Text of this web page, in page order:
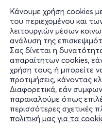
Κάνουμε χρήση cookies
του περιεχομένου και
λειτουργιών μέσων
ανάλυση της
Σας δίνεται η
απαραίτητων cookies,
χρήση τους, ή μπορείτε
προτιμήσεις, κάνοντας
Διαφορετικά, εάν
παρακαλούμε όπως
περισσότερες σχετικές
πολιτική μας για τα
Πληροφορίες
Υποστήριξη
Stay Connected